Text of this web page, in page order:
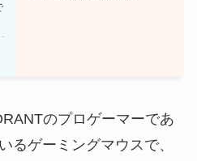
のプロゲーマーであ
るゲーミングマウスで、